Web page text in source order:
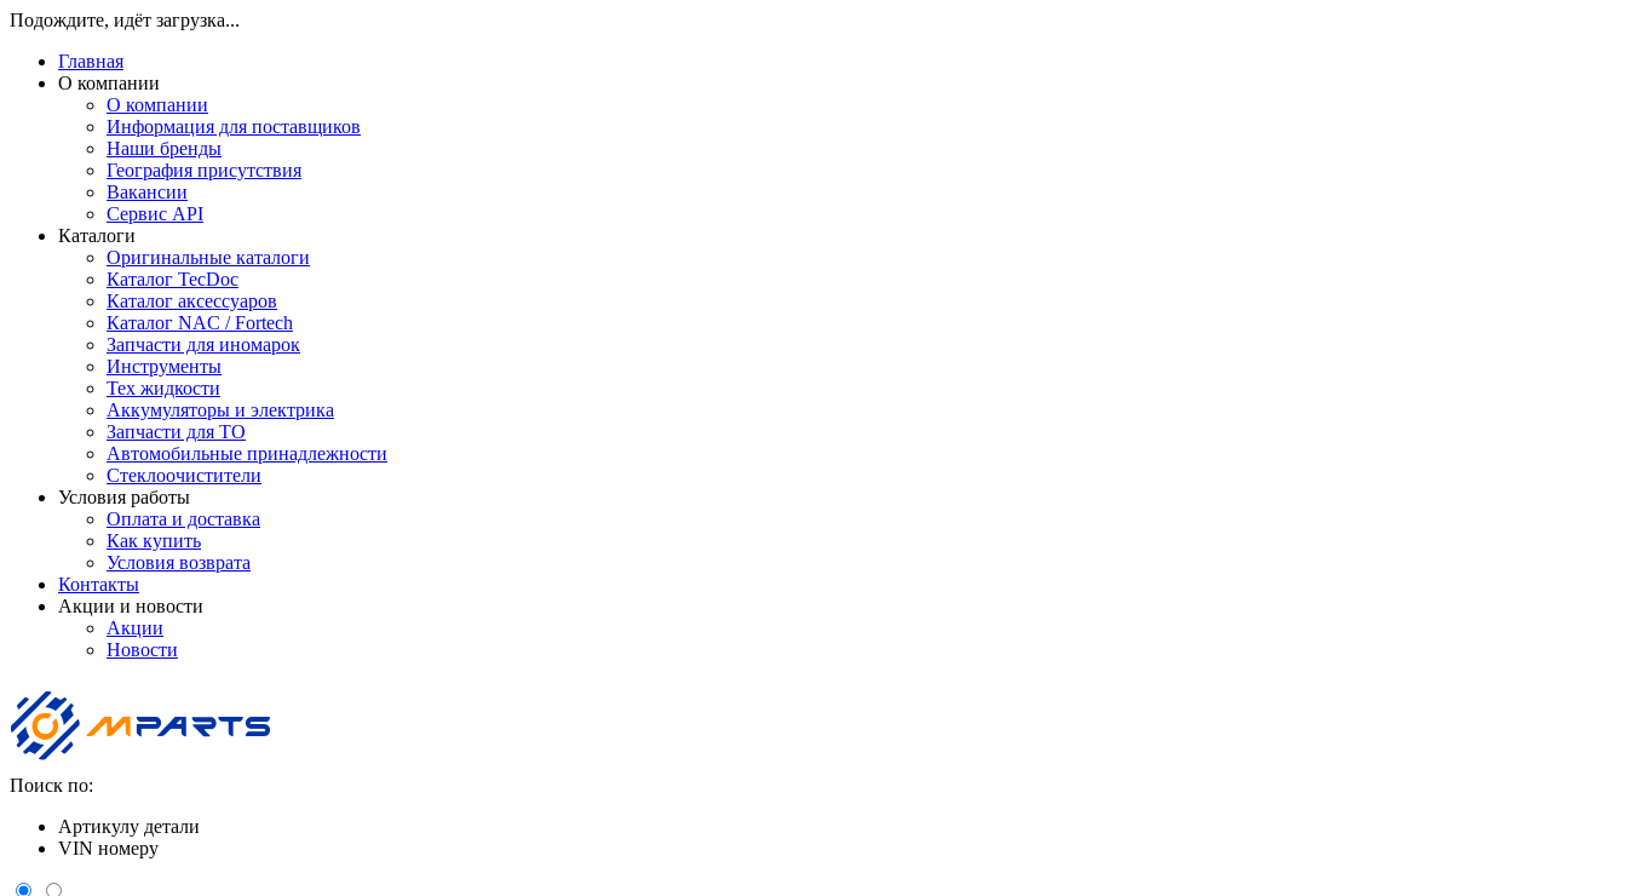
Подождите, идёт загрузка...
Главная
О компании
О компании
Информация для поставщиков
Наши бренды
География присутствия
Вакансии
Сервис API
Каталоги
Оригинальные каталоги
Каталог TecDoc
Каталог аксессуаров
Каталог NAC / Fortech
Запчасти для иномарок
Инструменты
Тех жидкости
Аккумуляторы и электрика
Запчасти для ТО
Автомобильные принадлежности
Стеклоочистители
Условия работы
Оплата и доставка
Как купить
Условия возврата
Контакты
Акции и новости
Акции
Новости
Поиск по:
Артикулу детали
VIN номеру